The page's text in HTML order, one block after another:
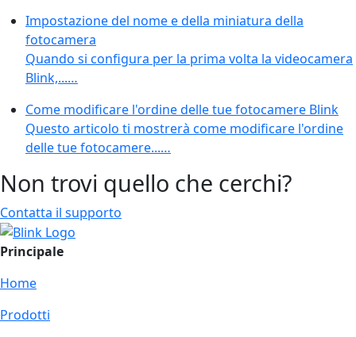
Impostazione del nome e della miniatura della
fotocamera
Quando si configura per la prima volta la videocamera
Blink,...…
Come modificare l'ordine delle tue fotocamere Blink
Questo articolo ti mostrerà come modificare l'ordine
delle tue fotocamere...…
Non trovi quello che cerchi?
Contatta il supporto
Principale
Home
Prodotti